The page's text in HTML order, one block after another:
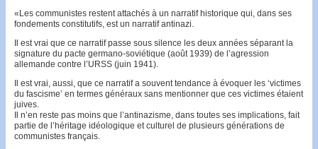
«Les communistes restent attachés à un narratif histo­rique qui, dans ses
fondements constitutifs, est un narratif antinazi.
Il est vrai que ce narratif passe sous silence les deux années séparant la
signature du pacte germano-soviétique (août 1939) de l’agression
allemande contre l’URSS (juin 1941).
Il est vrai, aussi, que ce narratif a sou­vent tendance à évoquer les ‘vic­ti­mes
du fascisme’ en termes généraux sans mentionner que ces victimes étaient
juives.
Il n’en reste pas moins que l’antinazisme, dans tou­tes ses implications, fait
partie de l’héritage idéologique et culturel de plusieurs générations de
communistes fran­çais.